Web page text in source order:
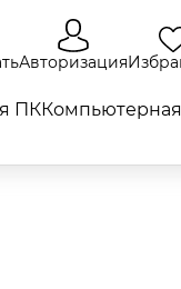
Авторизация
ПК